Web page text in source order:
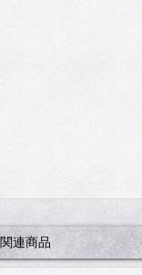
関連商品